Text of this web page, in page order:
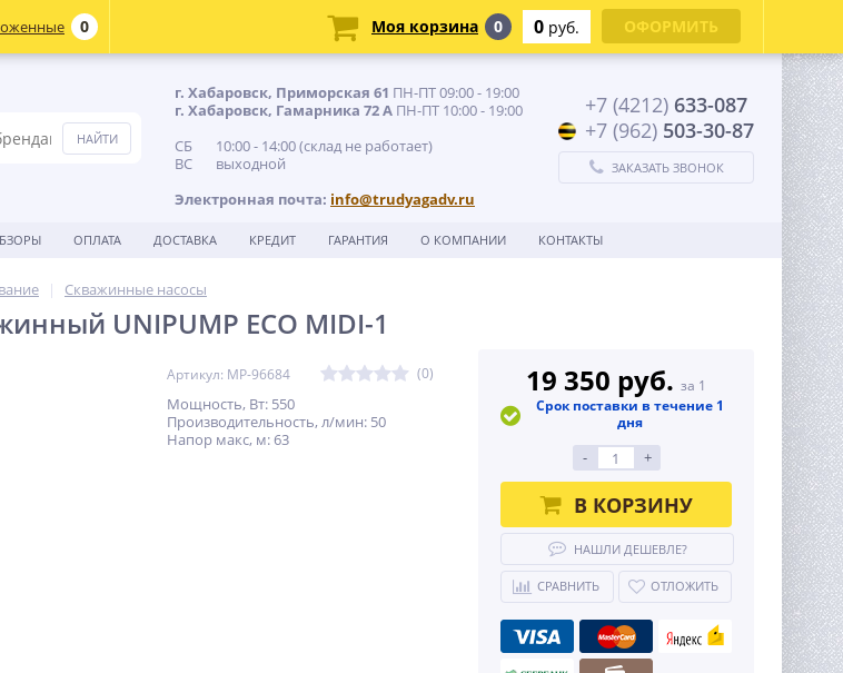
г. Хабаровск, Приморская 61 ПН-ПТ 09:00 - 19:00
г. Хабаровск, Гамарника 72 А ПН-ПТ 10:00 - 19:00
СБ 10:00 - 14:00 (склад не работает)
ВС выходной
Электронная почта: info@trudyagadv.ru
+7 (4212) 633-087
+7 (962) 503-30-87
ЗАКАЗАТЬ ЗВОНОК
ОПЛАТА ДОСТАВКА КРЕДИТ ГАРАНТИЯ О КОМПАНИИ КОНТАКТЫ
Скважинные насосы
UNIPUMP ECO MIDI-1
Артикул: MP-96684 (0)
Мощность, Вт: 550
Производительность, л/мин: 50
Напор макс, м: 63
19 350 руб. за 1
Срок поставки в течение 1
дня
- +
В КОРЗИНУ
НАШЛИ ДЕШЕВЛЕ?
СРАВНИТЬ ОТЛОЖИТЬ
0 Моя корзина 0 0 руб. ОФОРМИТЬ